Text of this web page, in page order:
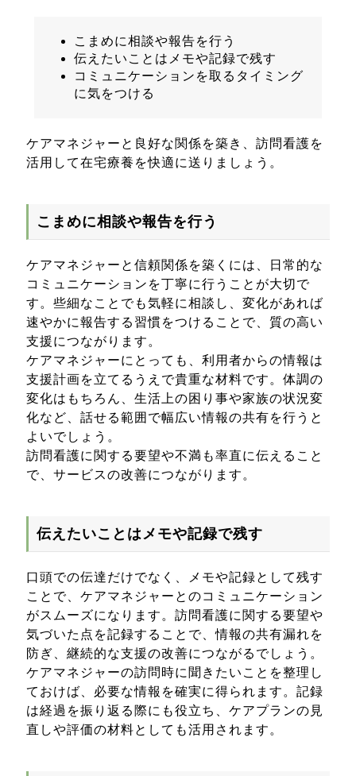
こまめに相談や報告を行う
伝えたいことはメモや記録で残す
コミュニケーションを取るタイミング
に気をつける
ケアマネジャーと良好な関係を築き、訪問看護を
活用して在宅療養を快適に送りましょう。
こまめに相談や報告を行う
ケアマネジャーと信頼関係を築くには、日常的な
コミュニケーションを丁寧に行うことが大切で
す。些細なことでも気軽に相談し、変化があれば
速やかに報告する習慣をつけることで、質の高い
支援につながります。
ケアマネジャーにとっても、利用者からの情報は
支援計画を立てるうえで貴重な材料です。体調の
変化はもちろん、生活上の困り事や家族の状況変
化など、話せる範囲で幅広い情報の共有を行うと
よいでしょう。
訪問看護に関する要望や不満も率直に伝えること
で、サービスの改善につながります。
伝えたいことはメモや記録で残す
口頭での伝達だけでなく、メモや記録として残す
ことで、ケアマネジャーとのコミュニケーション
がスムーズになります。訪問看護に関する要望や
気づいた点を記録することで、情報の共有漏れを
防ぎ、継続的な支援の改善につながるでしょう。
ケアマネジャーの訪問時に聞きたいことを整理し
ておけば、必要な情報を確実に得られます。記録
は経過を振り返る際にも役立ち、ケアプランの見
直しや評価の材料としても活用されます。